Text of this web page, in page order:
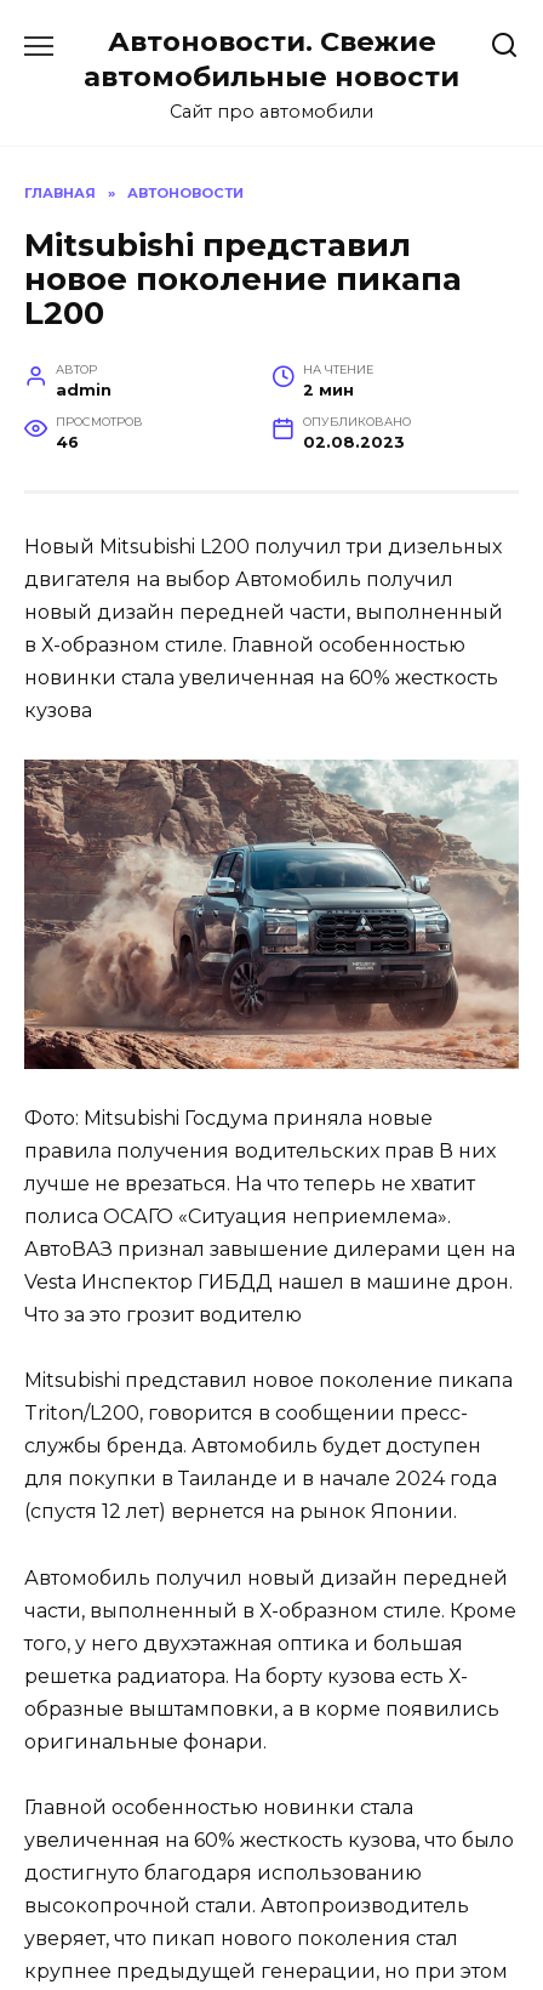
содержанию
Автоновости. Свежие
автомобильные новости
Сайт про автомобили
ГЛАВНАЯ » АВТОНОВОСТИ
Mitsubishi представил
новое поколение пикапа
L200
АВТОР
admin
НА ЧТЕНИЕ
2 мин
ПРОСМОТРОВ
46
ОПУБЛИКОВАНО
02.08.2023
Новый Mitsubishi L200 получил три дизельных
двигателя на выбор Автомобиль получил
новый дизайн передней части, выполненный
в Х-образном стиле. Главной особенностью
новинки стала увеличенная на 60% жесткость
кузова
Фото: Mitsubishi Госдума приняла новые
правила получения водительских прав В них
лучше не врезаться. На что теперь не хватит
полиса ОСАГО «Ситуация неприемлема».
АвтоВАЗ признал завышение дилерами цен на
Vesta Инспектор ГИБДД нашел в машине дрон.
Что за это грозит водителю
Mitsubishi представил новое поколение пикапа
Triton/L200, говорится в сообщении пресс-
службы бренда. Автомобиль будет доступен
для покупки в Таиланде и в начале 2024 года
(спустя 12 лет) вернется на рынок Японии.
Автомобиль получил новый дизайн передней
части, выполненный в Х-образном стиле. Кроме
того, у него двухэтажная оптика и большая
решетка радиатора. На борту кузова есть Х-
образные выштамповки, а в корме появились
оригинальные фонари.
Главной особенностью новинки стала
увеличенная на 60% жесткость кузова, что было
достигнуто благодаря использованию
высокопрочной стали. Автопроизводитель
уверяет, что пикап нового поколения стал
крупнее предыдущей генерации, но при этом